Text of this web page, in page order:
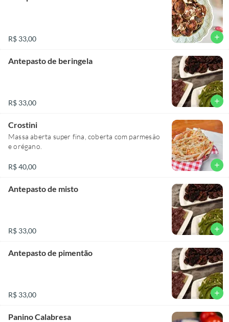
R$ 33,00 add
Antepasto de beringela
R$ 33,00 add
Crostini
Massa aberta super fina, coberta com parmesão
e orégano.
R$ 40,00 add
Antepasto de misto
R$ 33,00 add
Antepasto de pimentão
R$ 33,00 add
Panino Calabresa